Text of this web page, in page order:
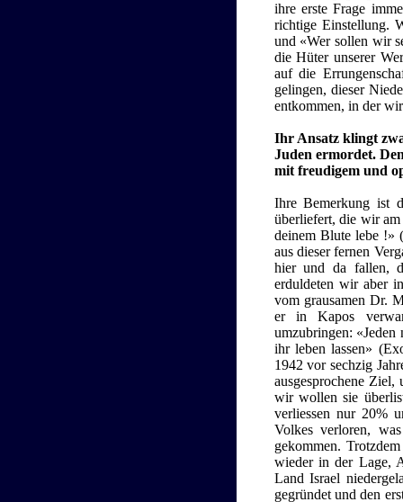
ihre erste Frage
richtige Einstellung.
und «Wer sollen wir
die Hüter unserer
auf die
gelingen, dieser
entkommen, in der
Ihr Ansatz klingt
Juden ermordet.
mit freudigem und
Ihre Bemerkung ist
überliefert, die wir
deinem Blute lebe !»
aus dieser fernen
hier und da fallen,
erduldeten wir aber
vom grausamen Dr.
er in Kapos
umzubringen:
ihr leben lassen»
1942 vor sechzig
ausgesprochene
wir wollen sie
verliessen nur 20%
Volkes verloren,
gekommen.
wieder in der Lage,
Land Israel
gegründet und den